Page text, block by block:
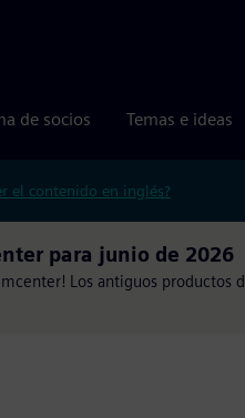
de socios Temas e ideas
el contenido en inglés?
para junio de 2026
Los antiguos